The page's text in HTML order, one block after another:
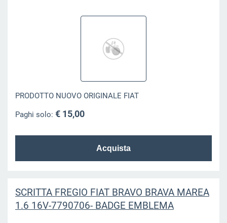
PRODOTTO NUOVO ORIGINALE FIAT
Paghi solo: € 15,00
SCRITTA FREGIO FIAT BRAVO BRAVA MAREA
1.6 16V-7790706- BADGE EMBLEMA